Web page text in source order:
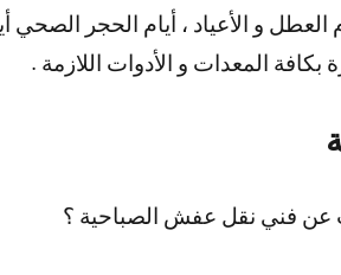
ساعة و في أيام العطل و الأعياد ، أيام
المعدات و الأدوات اللازمة .
عن فني نقل عفش الصباحية ؟